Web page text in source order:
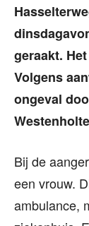
geraakt.
Volgens
ongeval
Bij de
een vrouw.
ambulance,